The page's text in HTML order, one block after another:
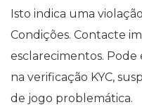
Isto indica uma
Condições. Contacte
esclarecimentos.
na verificação KYC,
de jogo problemática.